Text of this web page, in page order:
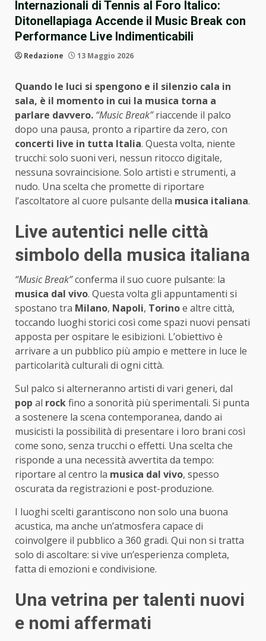
Internazionali di Tennis al Foro Italico:
Ditonellapiaga Accende il Music Break con
Performance Live Indimenticabili
Redazione 13 Maggio 2026
Quando le luci si spengono e il silenzio cala in
sala, è il momento in cui la musica torna a
parlare davvero. “Music Break”riaccende il palco
dopo una pausa, pronto a ripartire da zero, con
concerti live in tutta Italia. Questa volta, niente
trucchi: solo suoni veri, nessun ritocco digitale,
nessuna sovraincisione. Solo artisti e strumenti, a
nudo. Una scelta che promette di riportare
l’ascoltatore al cuore pulsante della musica italiana.
Live autentici nelle città
simbolo della musica italiana
“Music Break”conferma il suo cuore pulsante: la
musica dal vivo. Questa volta gli appuntamenti si
spostano tra Milano, Napoli, Torinoe altre città,
toccando luoghi storici così come spazi nuovi pensati
apposta per ospitare le esibizioni. L’obiettivo è
arrivare a un pubblico più ampio e mettere in luce le
particolarità culturali di ogni città.
Sul palco si alterneranno artisti di vari generi, dal
pop al rockfino a sonorità più sperimentali. Si punta
a sostenere la scena contemporanea, dando ai
musicisti la possibilità di presentare i loro brani così
come sono, senza trucchi o effetti. Una scelta che
risponde a una necessità avvertita da tempo:
riportare al centro la musica dal vivo, spesso
oscurata da registrazioni e post-produzione.
I luoghi scelti garantiscono non solo una buona
acustica, ma anche un’atmosfera capace di
coinvolgere il pubblico a 360 gradi. Qui non si tratta
solo di ascoltare: si vive un’esperienza completa,
fatta di emozioni e condivisione.
Una vetrina per talenti nuovi
e nomi affermati